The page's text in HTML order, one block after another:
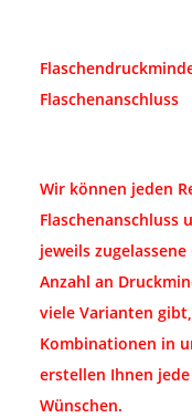
Flaschenanschluss
Wir können jeden
Flaschenanschluss
jeweils
Anzahl an
viele Varianten
Kombinationen in
erstellen Ihnen
Wünschen.